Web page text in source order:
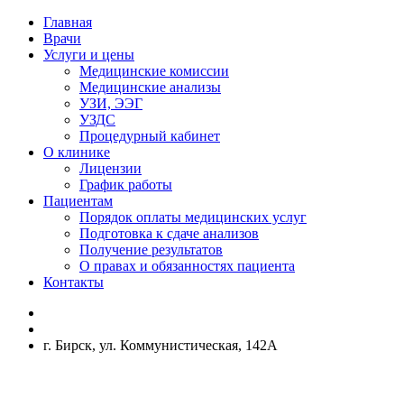
Главная
Врачи
Услуги и цены
Медицинские комиссии
Медицинские анализы
УЗИ, ЭЭГ
УЗДС
Процедурный кабинет
О клинике
Лицензии
График работы
Пациентам
Порядок оплаты медицинских услуг
Подготовка к сдаче анализов
Получение результатов
О правах и обязанностях пациента
Контакты
г. Бирск, ул. Коммунистическая, 142А